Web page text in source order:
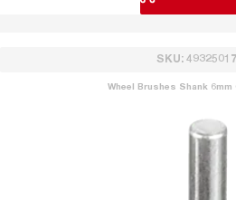
SKU:
Wheel Brushes Shank 6mm